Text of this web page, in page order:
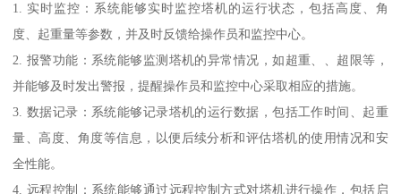
1. 实时监控：系统能够实时监控塔机的运行状态，包括高度、角
度、起重量等参数，并及时反馈给操作员和监控中心。
2. 报警功能：系统能够监测塔机的异常情况，如超重、、超限等，
并能够及时发出警报，提醒操作员和监控中心采取相应的措施。
3. 数据记录：系统能够记录塔机的运行数据，包括工作时间、起重
量、高度、角度等信息，以便后续分析和评估塔机的使用情况和安
全性能。
4. 远程控制：系统能够通过远程控制方式对塔机进行操作，包括启